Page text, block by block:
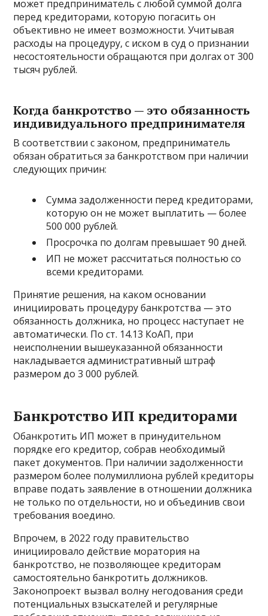
может предприниматель с любой суммой долга
перед кредиторами, которую погасить он
объективно не имеет возможности. Учитывая
расходы на процедуру, с иском в суд о признании
несостоятельности обращаются при долгах от 300
тысяч рублей.
Когда банкротство — это обязанность
индивидуального предпринимателя
В соответствии с законом, предприниматель
обязан обратиться за банкротством при наличии
следующих причин:
Сумма задолженности перед кредиторами,
которую он не может выплатить — более
500 000 рублей.
Просрочка по долгам превышает 90 дней.
ИП не может рассчитаться полностью со
всеми кредиторами.
Принятие решения, на каком основании
инициировать процедуру банкротства — это
обязанность должника, но процесс наступает не
автоматически. По ст. 14.13 КоАП, при
неисполнении вышеуказанной обязанности
накладывается административный штраф
размером до 3 000 рублей.
Банкротство ИП кредиторами
Обанкротить ИП может в принудительном
порядке его кредитор, собрав необходимый
пакет документов. При наличии задолженности
размером более полумиллиона рублей кредиторы
вправе подать заявление в отношении должника
не только по отдельности, но и объединив свои
требования воедино.
Впрочем, в 2022 году правительство
инициировало действие моратория на
банкротство, не позволяющее кредиторам
самостоятельно банкротить должников.
Законопроект вызвал волну негодования среди
потенциальных взыскателей и регулярные